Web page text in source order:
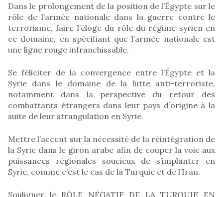
Dans le prolongement de la position de l’Égypte sur le
rôle de l’armée nationale dans la guerre contre le
terrorisme, faire l’éloge du rôle du régime syrien en
ce domaine, en spécifiant que l’armée nationale est
une ligne rouge infranchissable.
Se féliciter de la convergence entre l’Égypte et la
Syrie dans le domaine de la lutte anti-terroriste,
notamment dans la perspective du retour des
combattants étrangers dans leur pays d’origine à la
suite de leur strangulation en Syrie.
Mettre l’accent sur la nécessité de la réintégration de
la Syrie dans le giron arabe afin de couper la voie aux
puissances régionales soucieux de s’implanter en
Syrie, comme c’est le cas de la Turquie et de l’Iran.
Souligner le RÔLE NÉGATIF DE LA TURQUIE EN